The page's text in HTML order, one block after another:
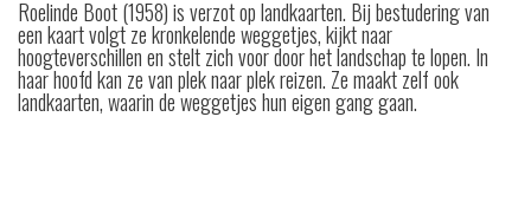
Roelinde Boot (1958) is verzot op landkaarten. Bij bestudering van
een kaart volgt ze kronkelende weggetjes, kijkt naar
hoogteverschillen en stelt zich voor door het landschap te lopen. In
haar hoofd kan ze van plek naar plek reizen. Ze maakt zelf ook
landkaarten, waarin de weggetjes hun eigen gang gaan.